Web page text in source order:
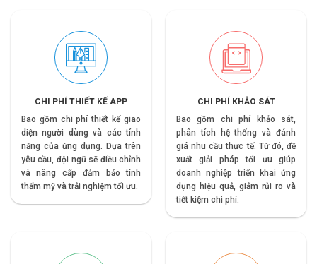
CHI PHÍ THIẾT KẾ APP
Bao gồm chi phí thiết kế giao
diện người dùng và các tính
năng của ứng dụng. Dựa trên
yêu cầu, đội ngũ sẽ điều chỉnh
và nâng cấp đảm bảo tính
thẩm mỹ và trải nghiệm tối ưu.
CHI PHÍ KHẢO SÁT
Bao gồm chi phí khảo sát,
phân tích hệ thống và đánh
giá nhu cầu thực tế. Từ đó, đề
xuất giải pháp tối ưu giúp
doanh nghiệp triển khai ứng
dụng hiệu quả, giảm rủi ro và
tiết kiệm chi phí.